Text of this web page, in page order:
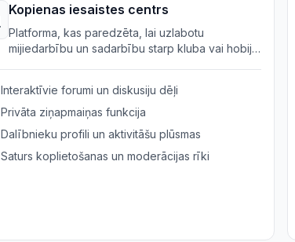
Kopienas iesaistes centrs
Platforma, kas paredzēta, lai uzlabotu
mijiedarbību un sadarbību starp kluba vai hobija
Interaktīvie forumi un diskusiju dēļi
Privāta ziņapmaiņas funkcija
Dalībnieku profili un aktivitāšu plūsmas
Saturs koplietošanas un moderācijas rīki